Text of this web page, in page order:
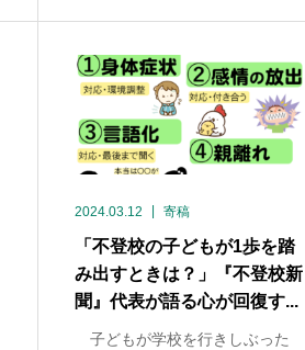
2024.03.12 寄稿
「不登校の子どもが1歩を踏
み出すときは？」『不登校新
聞』代表が語る心が回復す...
子どもが学校を行きしぶった